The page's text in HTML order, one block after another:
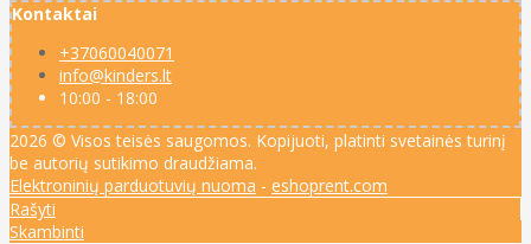
Kontaktai
+37060040071
info@kinders.lt
10:00 - 18:00
2026 © Visos teisės saugomos. Kopijuoti, platinti svetainės turinį
be autorių sutikimo draudžiama.
Elektroninių parduotuvių nuoma - eshoprent.com
Rašyti
Skambinti